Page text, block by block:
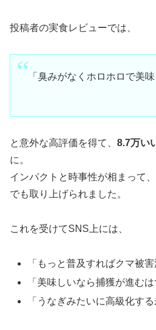
投稿者の実食レビューでは、
「臭みがなくホロホロで美
と意外な高評価を得て、 8.7万い
に。
インパクトと時事性が相まって
でも取り上げられました。
これを受けてSNS上には、
「もっと普及すればクマ被害
「美味しいなら捕獲が進むは
「うなぎみたいに高級化する